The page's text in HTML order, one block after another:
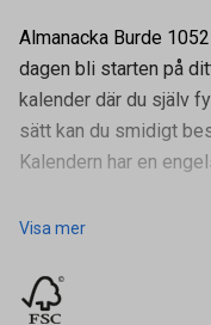
Almanacka Burde
dagen bli starten på
kalender där du själv
sätt kan du smidigt
Kalendern har en
Format: A5. Om
Visa mer
Artikelnummer